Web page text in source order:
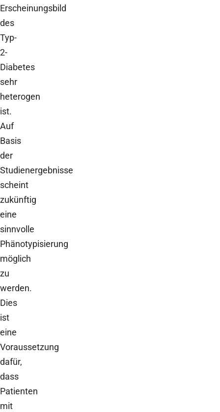
Erscheinungsbild
des
Typ-
2-
Diabetes
sehr
heterogen
ist.
Auf
Basis
der
Studienergebnisse
scheint
zukünftig
eine
sinnvolle
Phänotypisierung
möglich
zu
werden.
Dies
ist
eine
Voraussetzung
dafür,
dass
Patienten
mit